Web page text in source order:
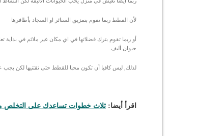
لأن القطط ربما تقوم بتمزيق الستائر او السجاد بأظافرها
أو ربما تقوم بترك فضلاتها في اي مكان غير ملائم في بداية
حيوان أليف.
لذلك, ليس كافيا أن تكون محبا للقطط حتى تقتنيها لكن يجب
اقرأ أيضا: ثلاث خطوات تساعدك على التخلص